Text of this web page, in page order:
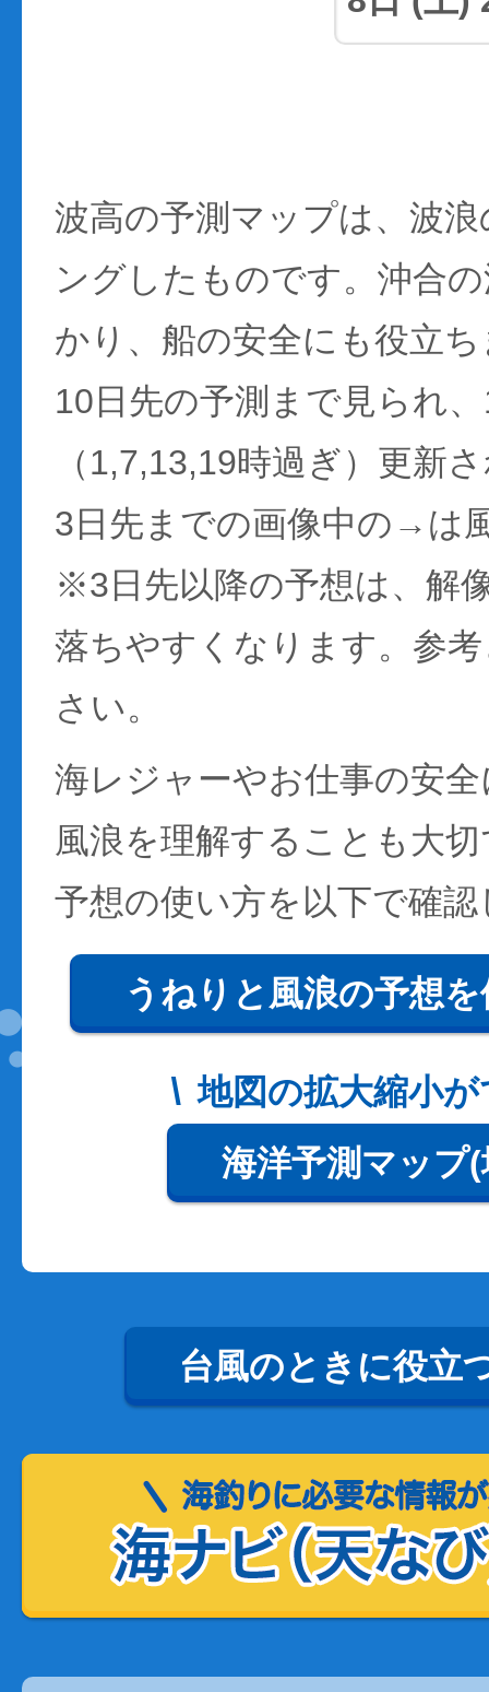
波高の予測マップは、波
ングしたものです。沖合
かり、船の安全にも役立
10日先の予測まで見られ
（1,7,13,19時過ぎ）更新
3日先までの画像中の→は
※3日先以降の予想は、解
落ちやすくなります。参
さい。
海レジャーやお仕事の安
風浪を理解することも大
予想の使い方を以下で確
うねりと風浪の予想
地図の拡大縮小
海洋予測マップ
台風のときに役立